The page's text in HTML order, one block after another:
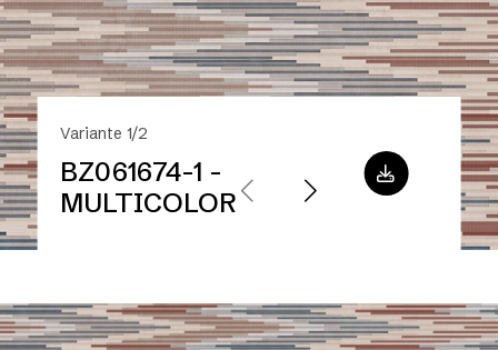
Variante 1/2
BZ061674-1 -
MULTICOLOR